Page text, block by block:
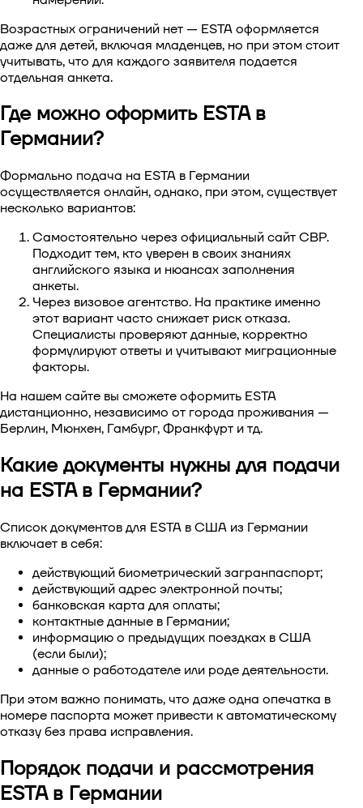
Возрастных ограничений нет — ESTA оформляется
даже для детей, включая младенцев, но при этом стоит
учитывать, что для каждого заявителя подается
отдельная анкета.
Где можно оформить ESTA в
Германии?
Формально подача на ESTA в Германии
осуществляется онлайн, однако, при этом, существует
несколько вариантов:
Самостоятельно через официальный сайт CBP.
Подходит тем, кто уверен в своих знаниях
английского языка и нюансах заполнения
анкеты.
Через визовое агентство. На практике именно
этот вариант часто снижает риск отказа.
Специалисты проверяют данные, корректно
формулируют ответы и учитывают миграционные
факторы.
На нашем сайте вы сможете оформить ESTA
дистанционно, независимо от города проживания —
Берлин, Мюнхен, Гамбург, Франкфурт и тд.
Какие документы нужны для подачи
на ESTA в Германии?
Список документов для ESTA в США из Германии
включает в себя:
действующий биометрический загранпаспорт;
действующий адрес электронной почты;
банковская карта для оплаты;
контактные данные в Германии;
информацию о предыдущих поездках в США
(если были);
данные о работодателе или роде деятельности.
При этом важно понимать, что даже одна опечатка в
номере паспорта может привести к автоматическому
отказу без права исправления.
Порядок подачи и рассмотрения
ESTA в Германии